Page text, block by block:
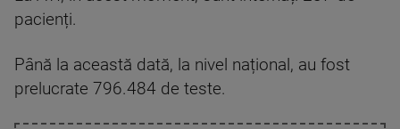
pacienți.
Până la această dată, la nivel național, au fost
prelucrate 796.484 de teste.